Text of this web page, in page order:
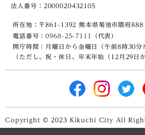
法人番号：2000020432105
所在地：〒861-1392 熊本県菊池市隈府888
電話番号：0968-25-7111
（代表）
開庁時間：月曜日から金曜日（午前8時30分
（ただし、祝・休日、年末年始（12月29日
Copyright © 2023 Kikuchi City All